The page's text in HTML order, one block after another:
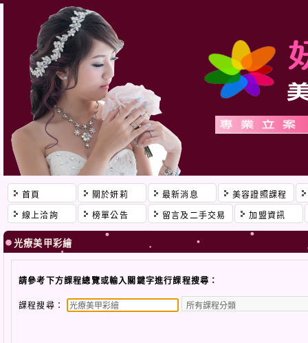
首頁 關於妍莉 最新消息 美容證照課程
線上洽詢 榜單公告 留言及二手交易 加盟資訊
光療美甲彩繪
請參考下方課程總覽或輸入關鍵字進行課程搜尋：
課程搜尋：